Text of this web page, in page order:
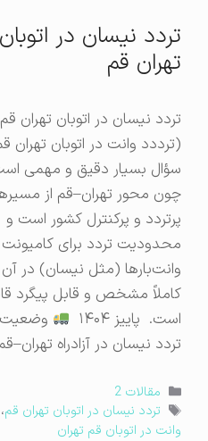
تردد نیسان در اتوبان
تهران قم
تردد نیسان در اتوبان تهران قم
(ترددد وانت در اتوبان تهران قم)
سؤال بسیار دقیق و مهمی است،
چون محور تهران–قم از مسیرهای
پرتردد و پرکنترل کشور است و
محدودیت تردد برای کامیونت و
وانت‌بارها (مثل نیسان) در آن
کاملاً مشخص و قابل پیگرد قانونی
است. پاییز ۱۴۰۴
وضعیت
تردد نیسان در آزادراه تهران–قم
دسته‌ها
مقالات 2
برچسب‌ها
تردد نیسان در اتوبان تهران قم،تردد
وانت در اتوبان قم تهران